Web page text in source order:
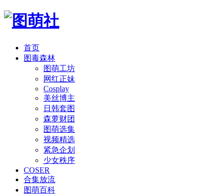
首页
图毒森林
图萌工坊
网红正妹
Cosplay
美丝博主
日韩套图
森萝财团
图萌选集
视频精选
紧急企划
少女秩序
COSER
合集放流
图萌百科